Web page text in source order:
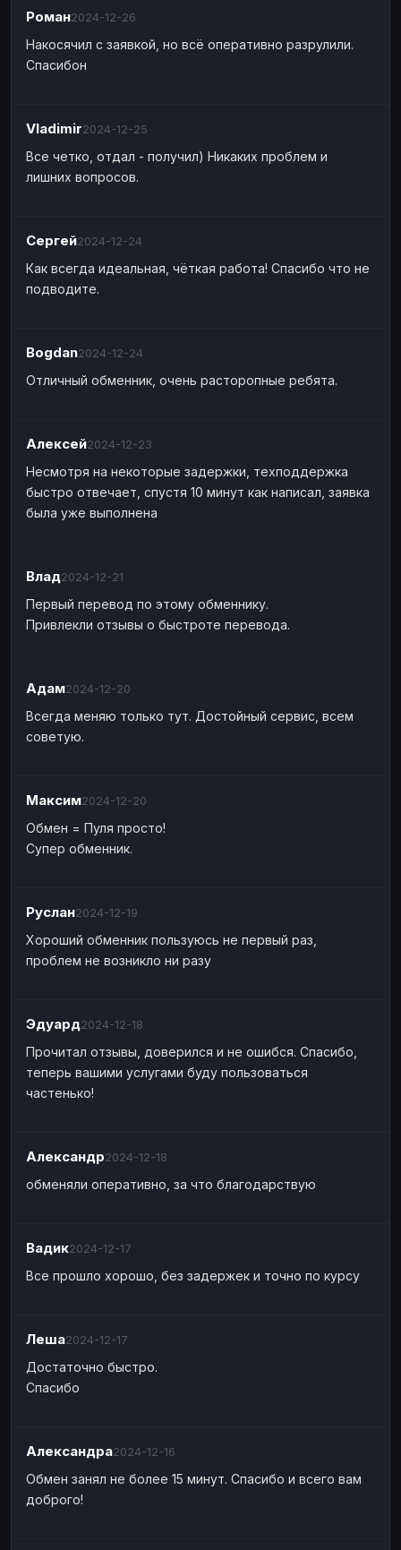
Роман2024-12-26
Накосячил с заявкой, но всё оперативно разрулили.
Спасибон
Vladimir2024-12-25
Все четко, отдал - получил) Никаких проблем и
лишних вопросов.
Сергей2024-12-24
Как всегда идеальная, чёткая работа! Спасибо что не
подводите.
Bogdan2024-12-24
Отличный обменник, очень расторопные ребята.
Алексей2024-12-23
Несмотря на некоторые задержки, техподдержка
быстро отвечает, спустя 10 минут как написал, заявка
была уже выполнена
Влад2024-12-21
Первый перевод по этому обменнику.
Привлекли отзывы о быстроте перевода.
Адам2024-12-20
Всегда меняю только тут. Достойный сервис, всем
советую.
Максим2024-12-20
Обмен = Пуля просто!
Супер обменник.
Руслан2024-12-19
Хороший обменник пользуюсь не первый раз,
проблем не возникло ни разу
Эдуард2024-12-18
Прочитал отзывы, доверился и не ошибся. Спасибо,
теперь вашими услугами буду пользоваться
частенько!
Александр2024-12-18
обменяли оперативно, за что благодарствую
Вадик2024-12-17
Все прошло хорошо, без задержек и точно по курсу
Леша2024-12-17
Достаточно быстро.
Спасибо
Александра2024-12-16
Обмен занял не более 15 минут. Спасибо и всего вам
доброго!